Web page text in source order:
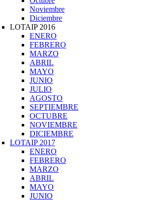
Noviembre
Diciembre
LOTAIP 2016
ENERO
FEBRERO
MARZO
ABRIL
MAYO
JUNIO
JULIO
AGOSTO
SEPTIEMBRE
OCTUBRE
NOVIEMBRE
DICIEMBRE
LOTAIP 2017
ENERO
FEBRERO
MARZO
ABRIL
MAYO
JUNIO